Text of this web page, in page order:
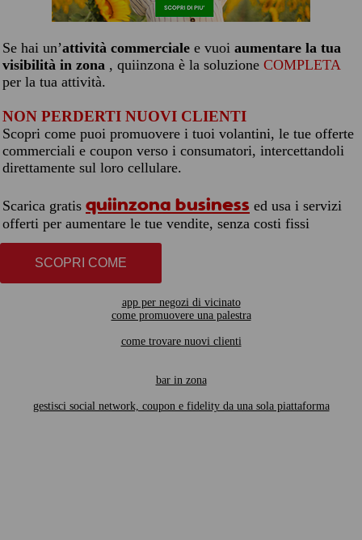
Se hai un’attività commerciale e vuoi aumentare la tua
visibilità in zona , quiinzona è la soluzione COMPLETA
per la tua attività.
NON PERDERTI NUOVI CLIENTI
Scopri come puoi promuovere i tuoi volantini, le tue offerte
commerciali e coupon verso i consumatori, intercettandoli
direttamente sul loro cellulare.
Scarica gratis quiinzona business ed usa i servizi
offerti per aumentare le tue vendite, senza costi fissi
SCOPRI COME
app per negozi di vicinato
come promuovere una palestra
come trovare nuovi clienti
bar in zona
gestisci social network, coupon e fidelity da una sola piattaforma